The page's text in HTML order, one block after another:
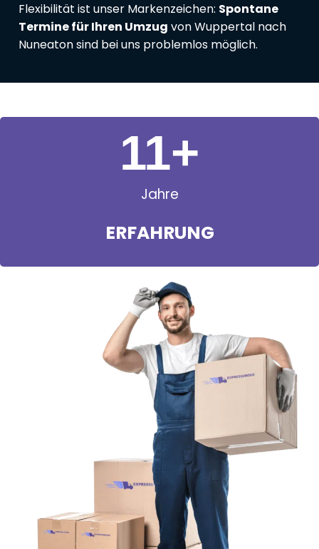
Flexibilität ist unser Markenzeichen: Spontane
Termine für Ihren Umzug von Wuppertal nach
Nuneaton sind bei uns problemlos möglich.
Jahre
ERFAHRUNG
11+